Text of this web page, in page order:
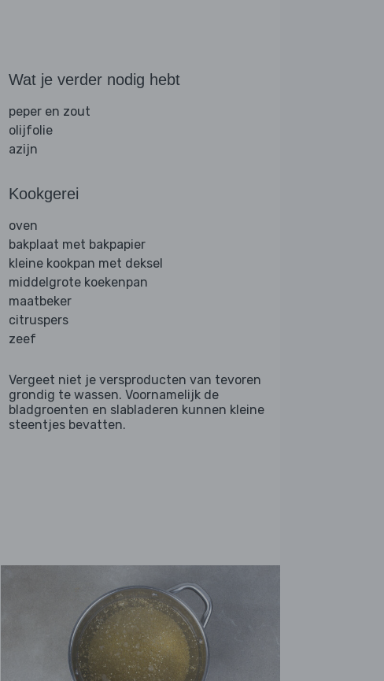
Wat je verder nodig hebt
peper en zout
olijfolie
azijn
Kookgerei
oven
bakplaat met bakpapier
kleine kookpan met deksel
middelgrote koekenpan
maatbeker
citruspers
zeef
Vergeet niet je versproducten van tevoren
grondig te wassen. Voornamelijk de
bladgroenten en slabladeren kunnen kleine
steentjes bevatten.